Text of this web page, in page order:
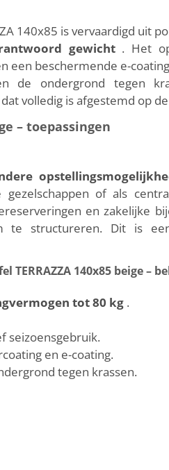
140x85 is vervaardigd uit
gewicht . Het
een beschermende e-
de ondergrond tegen
volledig is afgestemd op
– toepassingen
of als
en zakelijke
te structureren. Dit is
TERRAZZA 140x85 beige –
tot 80 kg .
seizoensgebruik.
en e-coating.
tegen krassen.